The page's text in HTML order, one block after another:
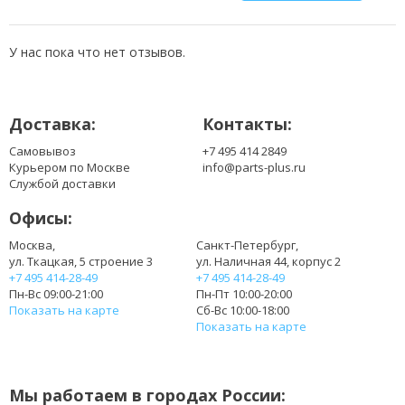
B156XW04 V.8
LP156WH3(TP)(TH)
LP156WHA-SPA1
LP156WHA-SPA2
LP156WHB(TP)(A2)
LP156WHB(TP)(B1)
LP156WHB(TP)(C1)
LP156WHB(TP)(C2)
LP156WHB(TP)(D1)
LP156WHB(TP)(D2)
LP156WHB(TP)(GB)
У нас пока что нет отзывов.
Доставка:
Самовывоз
Курьером по Москве
Службой доставки
Контакты:
+7 495 414 2849
info@parts-plus.ru
Офисы:
Москва,
ул. Ткацкая, 5 строение 3
+7 495 414-28-49
Пн-Вс 09:00-21:00
Показать на карте
Санкт-Петербург,
ул. Наличная 44, корпус 2
+7 495 414-28-49
Пн-Пт 10:00-20:00
Сб-Вс 10:00-18:00
Показать на карте
Мы работаем в городах России: